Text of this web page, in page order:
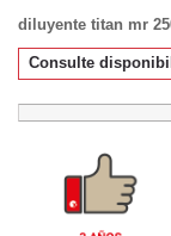
diluyente titan mr
Consulte